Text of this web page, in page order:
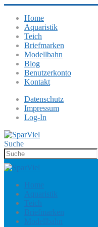
Home
Aquaristik
Teich
Briefmarken
Modellbahn
Blog
Benutzerkonto
Kontakt
Datenschutz
Impressum
Log-In
Suche
Home
Aquaristik
Teich
Briefmarken
Modellbahn